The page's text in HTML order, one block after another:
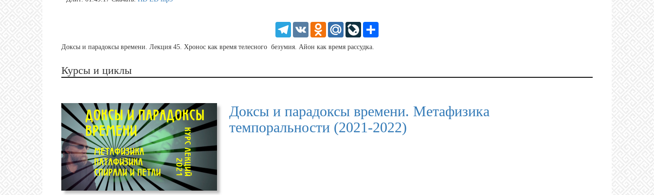
TelegramVK Odnoklassniki
Mail.Ru LiveJournal
Доксы и парадоксы времени. Лекция 45. Хронос как время телесного безумия. Айон как время рассудка.
Курсы и циклы
Доксы и парадоксы времени. Метафизика
темпоральности (2021-2022)